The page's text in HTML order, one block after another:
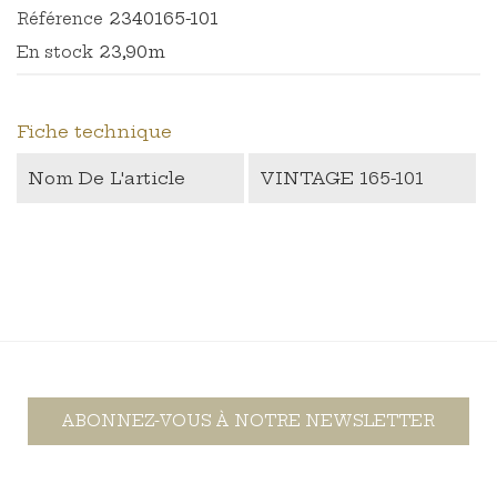
Référence 2340165-101
En stock 23,90m
Fiche technique
Nom De L'article VINTAGE 165-101
ABONNEZ-VOUS À NOTRE NEWSLETTER